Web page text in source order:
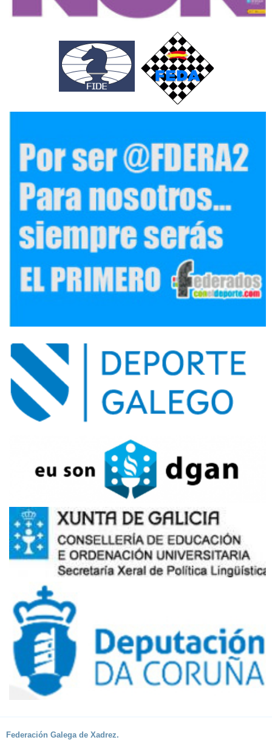
Federación Galega de Xadrez.